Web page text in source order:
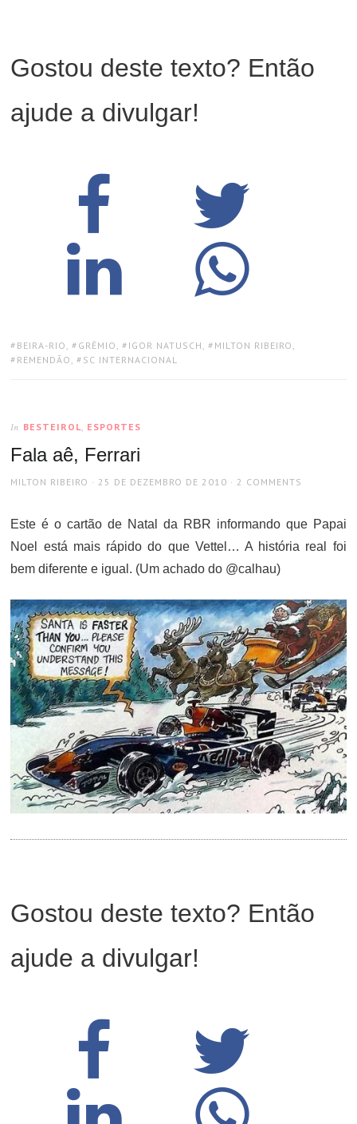
Gostou deste texto? Então
ajude a divulgar!
TAGS:
BEIRA-RIO , GRÊMIO , IGOR NATUSCH , MILTON RIBEIRO
REMENDÃO , SC INTERNACIONAL
In BESTEIROL ESPORTES
Fala aê, Ferrari
AUTHOR
MILTON RIBEIRO
POSTED
25 DE DEZEMBRO DE 2010 2 COMMENTS
Este é o cartão de Natal da RBR informando que Papai
Noel está mais rápido do que Vettel… A história real foi
bem diferente e igual. (Um achado do @calhau)
Gostou deste texto? Então
ajude a divulgar!